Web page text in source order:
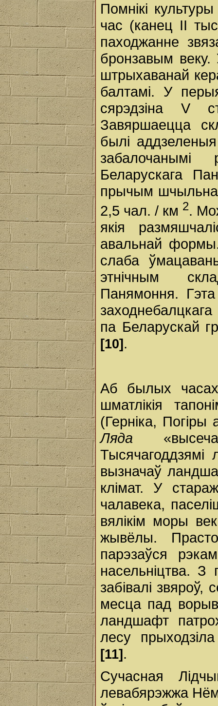
Помнікі
час (канец II
паходжанне
бронзавым веку.
штрыхаванай
балтамі. У
сярэдзіна V
Завяршаецца
былі
Беларускага
прычым
2,5 чал. / км 2.
якія
авальнай
слаба
этнічным
Панямоння.
па Беларускай
[10] .
Аб былых
шматлікія
(Герніка,
Ляда
вызначаў
клімат. У
чалавека,
вялікім моры
жывёлы.
парэзаўся
насельніцтва. З
забівалі звяроў,
месца пад
ландшафт
лесу
[11] .
Сучасная
левабярэжжа